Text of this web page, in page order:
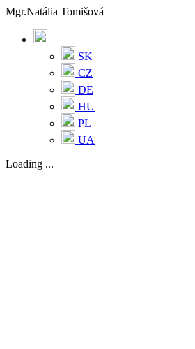
Mgr.Natália Tomišová
SK
CZ
DE
HU
PL
UA
Loading ...